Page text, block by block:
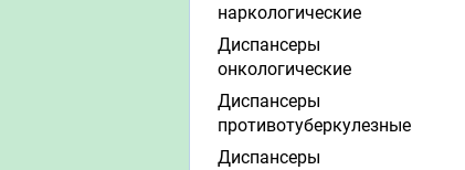
наркологические
Диспансеры
онкологические
Диспансеры
противотуберкулезные
Диспансеры